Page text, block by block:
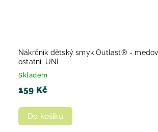
Nákrčník dětský smyk Outlast® -
ostatní: UNI
Skladem
159 Kč
Do košíku